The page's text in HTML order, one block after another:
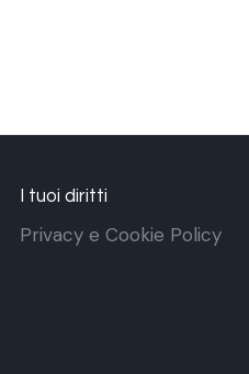
I tuoi diritti
Privacy e Cookie Policy